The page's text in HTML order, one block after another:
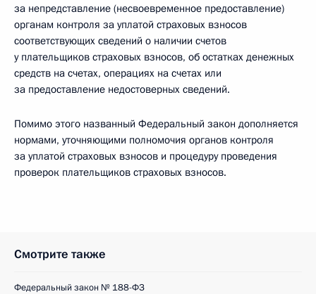
за непредставление (несвоевременное предоставление)
органам контроля за уплатой страховых взносов
соответствующих сведений о наличии счетов
у плательщиков страховых взносов, об остатках денежных
средств на счетах, операциях на счетах или
за предоставление недостоверных сведений.
Помимо этого названный Федеральный закон дополняется
нормами, уточняющими полномочия органов контроля
за уплатой страховых взносов и процедуру проведения
проверок плательщиков страховых взносов.
Смотрите также
Федеральный закон № 188-ФЗ